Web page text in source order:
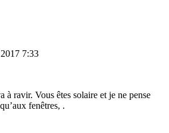
7:33
à ravir. Vous êtes solaire et je ne pense
fenêtres, .